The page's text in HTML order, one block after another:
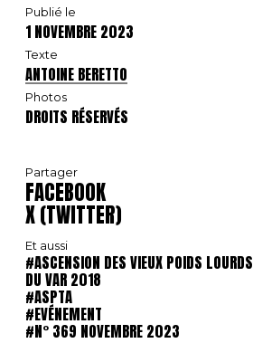
Publié le
1 NOVEMBRE 2023
Texte
ANTOINE BERETTO
Photos
DROITS RÉSERVÉS
Partager
FACEBOOK
X (TWITTER)
Et aussi
#ASCENSION DES VIEUX POIDS LOURDS
DU VAR 2018
#ASPTA
#EVÉNEMENT
#N° 369 NOVEMBRE 2023